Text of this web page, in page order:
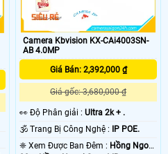
Camera Kbvision KX-CAi4003SN-
AB 4.0MP
Giá Bán: 2,392,000 ₫
Giá gốc: 3,680,000 ₫
️👀 Độ Phân giải :Ultra 2k + .
🕉️ Trang Bị Công Nghệ : IP POE.
❈ Xem Được Ban Đêm : Hồng Ngoại